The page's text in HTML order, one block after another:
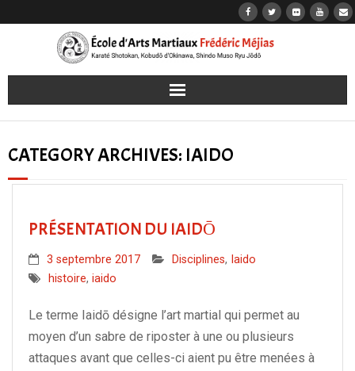
Accueil
Karaté
Iaidō
Les dojos
Evénements
CATEGORY ARCHIVES: IAIDO
PRÉSENTATION DU IAIDŌ
3 septembre 2017 Disciplines, Iaido
histoire, iaido
Le terme Iaidō désigne l’art martial qui permet au
moyen d’un sabre de riposter à une ou plusieurs
attaques avant que celles-ci aient pu être menées à